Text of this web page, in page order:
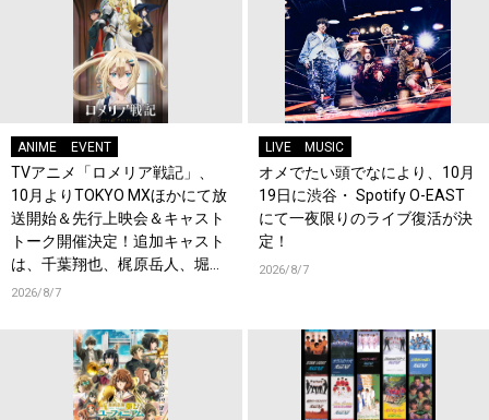
ANIME EVENT
TVアニメ「ロメリア戦記」、
10月よりTOKYO MXほかにて放
送開始＆先行上映会＆キャスト
トーク開催決定！追加キャスト
は、千葉翔也、梶原岳人、堀江
瞬、綿貫竜之介！PV第1弾公
2026/8/7
LIVE MUSIC
オメでたい頭でなにより、10月
19日に渋谷・ Spotify O-EAST
にて一夜限りのライブ復活が決
定！
2026/8/7